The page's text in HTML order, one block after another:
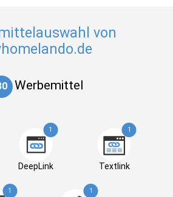
von
Werbemittel
1
DeepLink
1
Textlink
1 1